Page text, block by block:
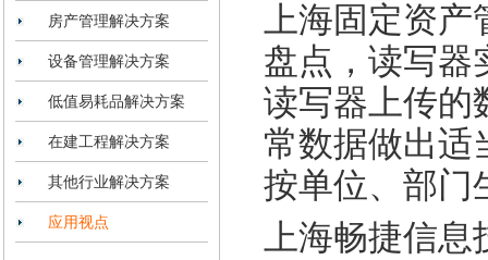
房产管理解决方案
设备管理解决方案
低值易耗品解决方案
在建工程解决方案
其他行业解决方案
应用视点
上海固定资产
盘点，读写器
读写器上传的
常数据做出适
按单位、部门
上海畅捷信息